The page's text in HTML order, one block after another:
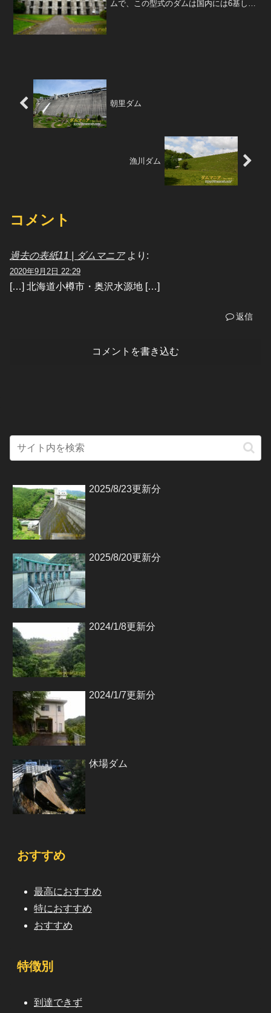
ムで、この型式のダムは国内には6基しか
朝里ダム
漁川ダム
コメント
過去の表紙11 | ダムマニア より:
2020年9月2日 22:29
[…] 北海道小樽市・奥沢水源地 […]
返信
コメントを書き込む
2025/8/23更新分
2025/8/20更新分
2024/1/8更新分
2024/1/7更新分
休場ダム
おすすめ
最高におすすめ
特におすすめ
おすすめ
特徴別
到達できず